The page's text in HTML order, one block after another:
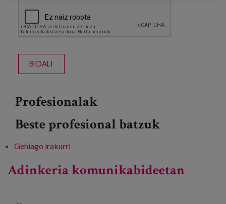
BIDALI
Profesionalak
Beste profesional batzuk
Gehiago irakurri
Adinkeria komunikabideetan